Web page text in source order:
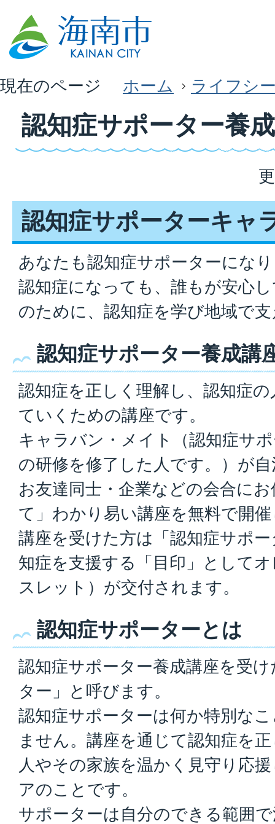
現在のページ ホーム ライフシ
認知症サポーター養
認知症サポーターキャ
あなたも認知症サポーターにな
認知症になっても、誰もが安心
のために、認知症を学び地域で
認知症サポーター養成講
認知症を正しく理解し、認知症
ていくための講座です。
キャラバン・メイト（認知症サ
の研修を修了した人です。）が
お友達同士・企業などの会合に
て」わかり易い講座を無料で開
講座を受けた方は「認知症サポ
知症を支援する「目印」として
スレット）が交付されます。
認知症サポーターとは
認知症サポーター養成講座を受
ター」と呼びます。
認知症サポーターは何か特別な
ません。講座を通じて認知症を
人やその家族を温かく見守り応
アのことです。
サポーターは自分のできる範囲